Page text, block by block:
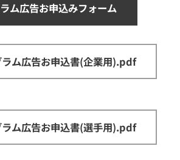
ム広告お申込みフォーム
ラム広告お申込書(企業用).pdf
ラム広告お申込書(選手用).pdf